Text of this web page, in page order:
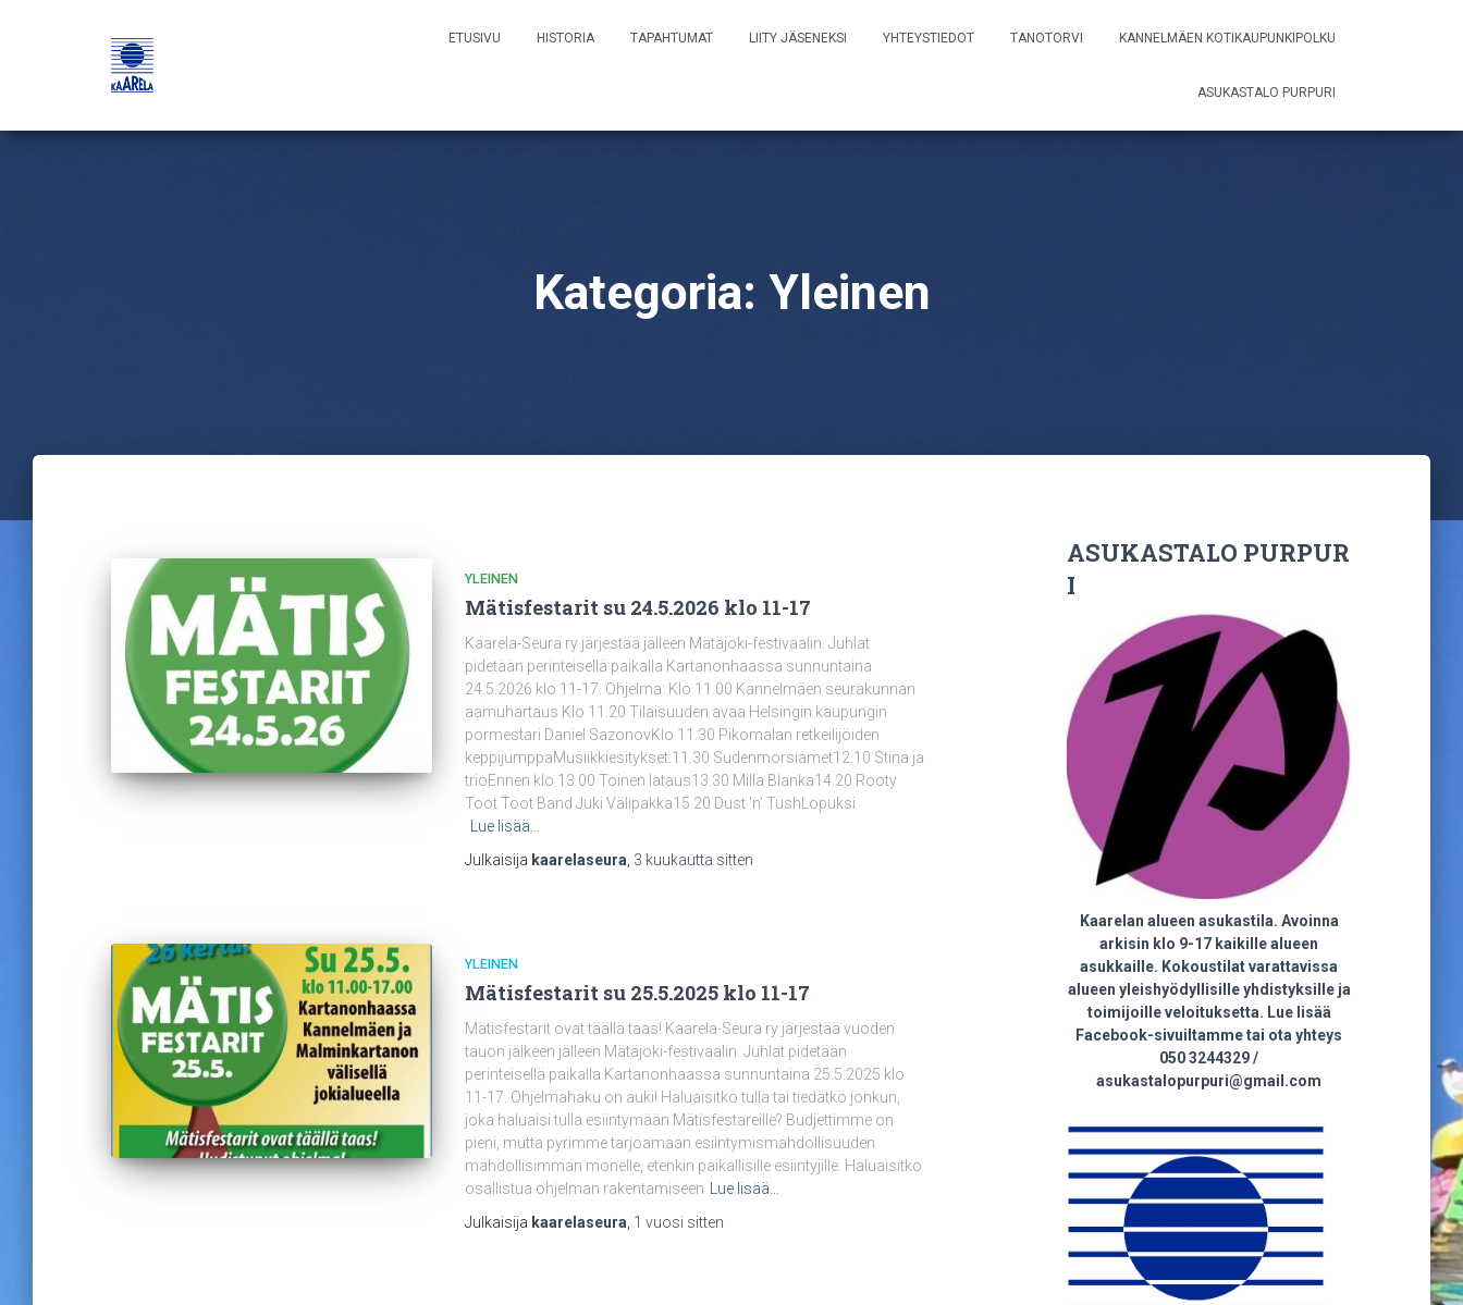
ETUSIVU HISTORIA TAPAHTUMAT LIITY JÄSENEKSI YHTEYSTIEDOT TANOTORVI KANNELMÄEN KOTIKAUPUNKIPOLKU
ASUKASTALO PURPURI
Kategoria: Yleinen
YLEINEN
Mätisfestarit su 24.5.2026 klo 11-17
Kaarela-Seura ry järjestää jälleen Mätäjoki-festivaalin. Juhlat
pidetään perinteisellä paikalla Kartanonhaassa sunnuntaina
24.5.2026 klo 11-17. Ohjelma: Klo 11.00 Kannelmäen seurakunnan
aamuhartaus Klo 11.20 Tilaisuuden avaa Helsingin kaupungin
pormestari Daniel SazonovKlo 11.30 Pikomalan retkeilijöiden
keppijumppaMusiikkiesitykset:11.30 Sudenmorsiamet12.10 Stina ja
trioEnnen klo 13.00 Toinen lataus13.30 Milla Blanka14.20 Rooty
Toot Toot Band Juki Välipakka15.20 Dust ’n’ TushLopuksi
Lue lisää…
Julkaisija kaarelaseura 3 kuukautta sitten
YLEINEN
Mätisfestarit su 25.5.2025 klo 11-17
Mätisfestarit ovat täällä taas! Kaarela-Seura ry järjestää vuoden
tauon jälkeen jälleen Mätäjoki-festivaalin. Juhlat pidetään
perinteisellä paikalla Kartanonhaassa sunnuntaina 25.5.2025 klo
11-17. Ohjelmahaku on auki! Haluaisitko tulla tai tiedätkö jonkun,
joka haluaisi tulla esiintymään Mätisfestareille? Budjettimme on
pieni, mutta pyrimme tarjoamaan esiintymismahdollisuuden
mahdollisimman monelle, etenkin paikallisille esiintyjille. Haluaisitko
osallistua ohjelman rakentamiseen
Lue lisää…
Julkaisija kaarelaseura 1 vuosi sitten
ASUKASTALO PURPUR
I
Kaarelan alueen asukastila. Avoinna
arkisin klo 9-17 kaikille alueen
asukkaille. Kokoustilat varattavissa
alueen yleishyödyllisille yhdistyksille ja
toimijoille veloituksetta. Lue lisää
Facebook-sivuiltamme tai ota yhteys
050 3244329 /
asukastalopurpuri@gmail.com